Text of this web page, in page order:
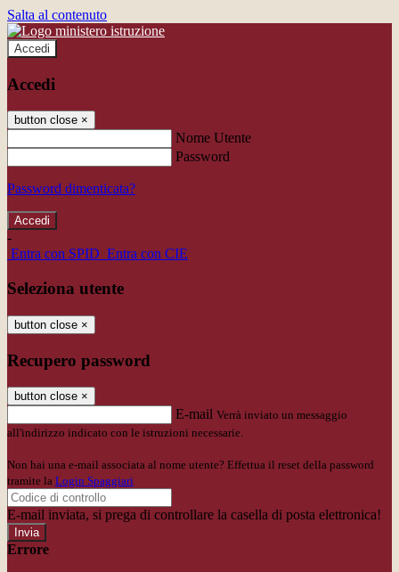
Salta al contenuto
Accedi
Accedi
button close ×
Nome Utente
Password
Password dimenticata?
-
Entra con SPID Entra con CIE
Seleziona utente
button close ×
Recupero password
button close ×
E-mail Verrà inviato un messaggio
all'indirizzo indicato con le istruzioni necessarie.
Non hai una e-mail associata al nome utente? Effettua il reset della password
tramite la Login Spaggiari
E-mail inviata, si prega di controllare la casella di posta elettronica!
Errore